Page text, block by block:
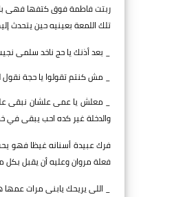
ربتت فاطمة فوق كتفها فهى
تلك اللمعة بعينيه حين يتحدث
_ بعد أذنك يا حج ناخد سلمى
_ مش كنتم تقولوا يا حجة نقول
_ معلش يا عمى علشان نبقى على
والدخلة غير كده احب يبقى في
فرك عبيدة أسنانه غيظا فهو
فعلة مروان وعليه أن يقبل بكل
_ اللى يريحك يابنى مرات